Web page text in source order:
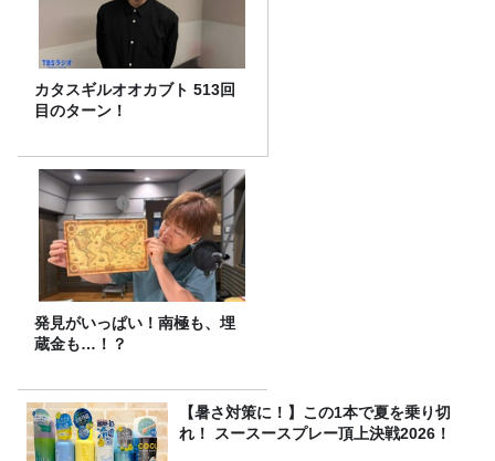
カタスギルオオカブト 513回
目のターン！
発見がいっぱい！南極も、埋
蔵金も…！？
【暑さ対策に！】この1本で夏を乗り切
れ！ スースースプレー頂上決戦2026！